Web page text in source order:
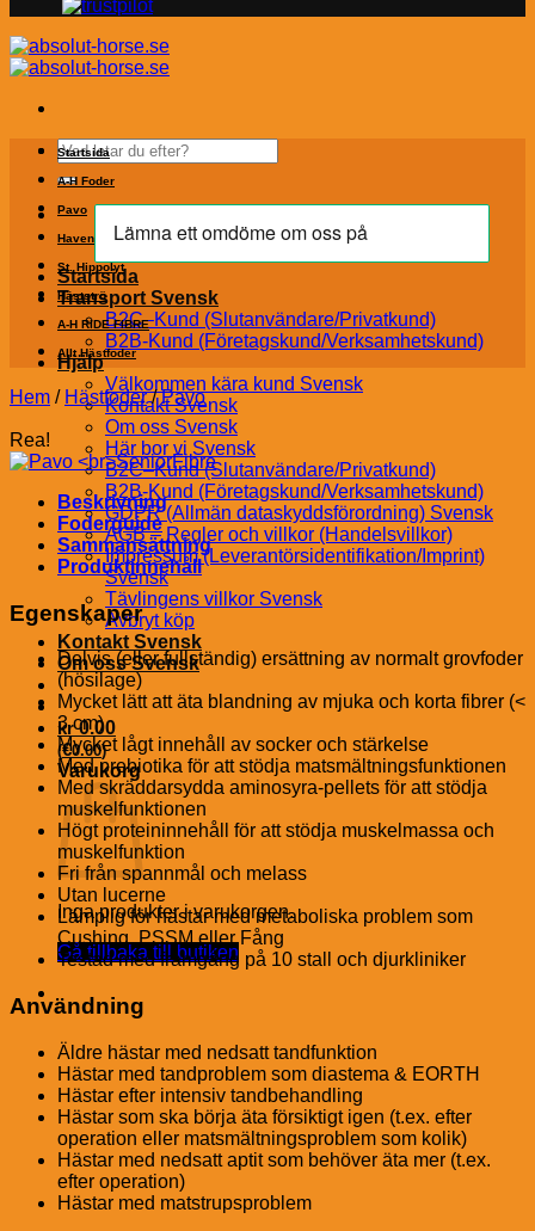
Sök
efter:
Startsida
Transport Svensk
B2C–Kund (Slutanvändare/Privatkund)
B2B-Kund (Företagskund/Verksamhetskund)
Hjälp
Välkommen kära kund Svensk
Kontakt Svensk
Om oss Svensk
Här bor vi Svensk
B2C–Kund (Slutanvändare/Privatkund)
B2B-Kund (Företagskund/Verksamhetskund)
GDPR (Allmän dataskyddsförordning) Svensk
AGB – Regler och villkor (Handelsvillkor)
Impressum (Leverantörsidentifikation/Imprint)
Svensk
Tävlingens villkor Svensk
Avbryt köp
Kontakt Svensk
Om oss Svensk
kr0.00
(€0.00)
Varukorg
Inga produkter i varukorgen.
Gå tillbaka till butiken
Startsida
A-H Foder
Pavo
Havens
St. Hippolyt
Hästströ
A-H RIDE FIBRE
Allt Hästfoder
Hem / Hästfoder / Pavo
Rea!
Beskrivning
Foderguide
Sammansättning
Produktinnehåll
Egenskaper
Delvis (eller fullständig) ersättning av normalt grovfoder
(hösilage)
Mycket lätt att äta blandning av mjuka och korta fibrer (<
3 cm)
Mycket lågt innehåll av socker och stärkelse
Med prebiotika för att stödja matsmältningsfunktionen
Med skräddarsydda aminosyra-pellets för att stödja
muskelfunktionen
Högt proteininnehåll för att stödja muskelmassa och
muskelfunktion
Fri från spannmål och melass
Utan lucerne
Lämplig för hästar med metaboliska problem som
Cushing, PSSM eller Fång
Testad med framgång på 10 stall och djurkliniker
Användning
Äldre hästar med nedsatt tandfunktion
Hästar med tandproblem som diastema & EORTH
Hästar efter intensiv tandbehandling
Hästar som ska börja äta försiktigt igen (t.ex. efter
operation eller matsmältningsproblem som kolik)
Hästar med nedsatt aptit som behöver äta mer (t.ex.
efter operation)
Hästar med matstrupsproblem